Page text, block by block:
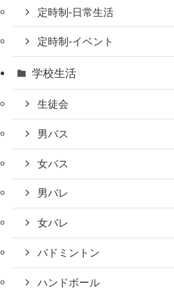
定時制-日常生活
定時制-イベント
学校生活
生徒会
男バス
女バス
男バレ
女バレ
バドミントン
ハンドボール